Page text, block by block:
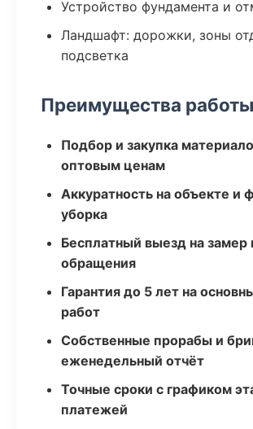
Устройство фундамента и
Ландшафт: дорожки, зоны
подсветка
Преимущества
Подбор и закупка
оптовым ценам
Аккуратность на объекте и
уборка
Бесплатный выезд на замер
обращения
Гарантия до 5 лет на
работ
Собственные прорабы и
еженедельный отчёт
Точные сроки с графиком
платежей